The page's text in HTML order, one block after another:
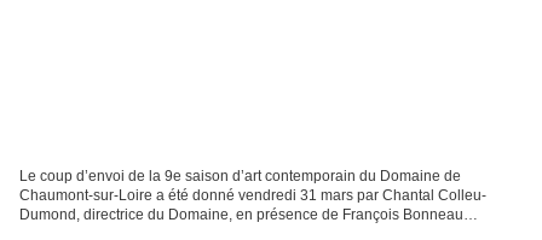
Le coup d’envoi de la 9e saison d’art contemporain du Domaine de
Chaumont-sur-Loire a été donné vendredi 31 mars par Chantal Colleu-
Dumond, directrice du Domaine, en présence de François Bonneau